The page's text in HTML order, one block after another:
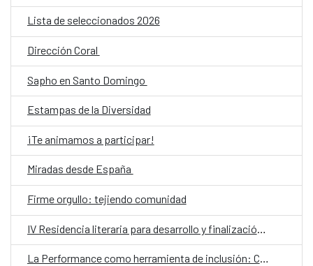
Lista de seleccionados 2026
Dirección Coral
Sapho en Santo Domingo
Estampas de la Diversidad
¡Te animamos a participar!
Miradas desde España
Firme orgullo: tejiendo comunidad
La Performance como herramienta de inclusión: Cuerpo, Experiencia y Memoria desde una perspectiva interseccional